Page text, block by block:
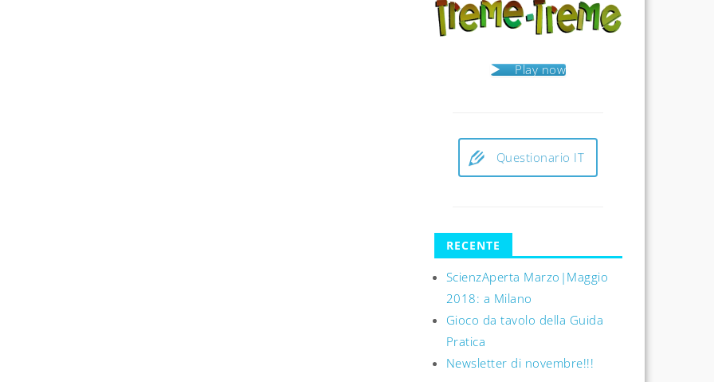
Play now
Questionario IT
RECENTE
ScienzAperta Marzo|Maggio
2018: a Milano
Gioco da tavolo della Guida
Pratica
Newsletter di novembre!!!